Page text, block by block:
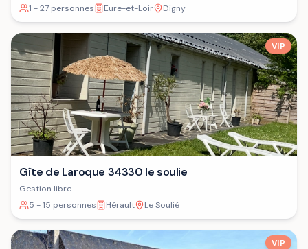
1 - 27 personnes
Eure-et-Loir Digny
VIP
Gîte de Laroque 34330 le soulie
Gestion libre
5 - 15 personnes
Hérault Le Soulié
VIP